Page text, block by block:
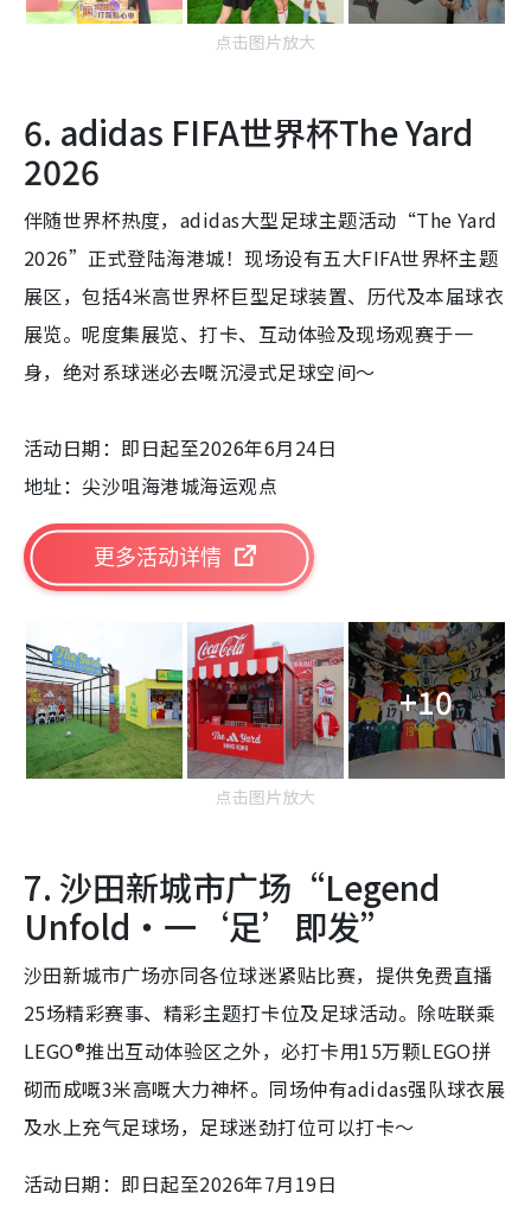
点击图片放大
6. adidas FIFA世界杯The Yard
2026
伴随世界杯热度，adidas大型足球主题活动“The Yard
2026”正式登陆海港城！现场设有五大FIFA世界杯主题
展区，包括4米高世界杯巨型足球装置、历代及本届球衣
展览。呢度集展览、打卡、互动体验及现场观赛于一
身，绝对系球迷必去嘅沉浸式足球空间～
活动日期：即日起至2026年6月24日
地址：尖沙咀海港城海运观点
更多活动详情
+10
点击图片放大
7. 沙田新城市广场“Legend
Unfold・一‘足’即发”
沙田新城市广场亦同各位球迷紧贴比赛，提供免费直播
25场精彩赛事、精彩主题打卡位及足球活动。除咗联乘
LEGO®推出互动体验区之外，必打卡用15万颗LEGO拼
砌而成嘅3米高嘅大力神杯。同场仲有adidas强队球衣展
及水上充气足球场，足球迷劲打位可以打卡～
活动日期：即日起至2026年7月19日